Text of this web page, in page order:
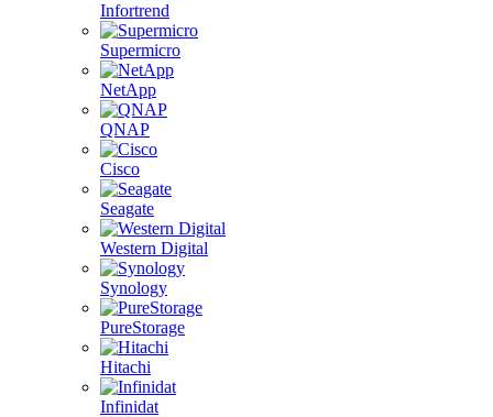
Infortrend
Supermicro
NetApp
QNAP
Cisco
Seagate
Western Digital
Synology
PureStorage
Hitachi
Infinidat